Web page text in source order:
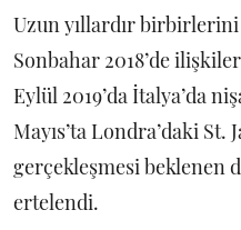
Uzun yıllardır
Sonbahar 2018’de
Eylül 2019’da İtalya’da
Mayıs’ta Londra’daki St.
gerçekleşmesi beklenen
ertelendi.